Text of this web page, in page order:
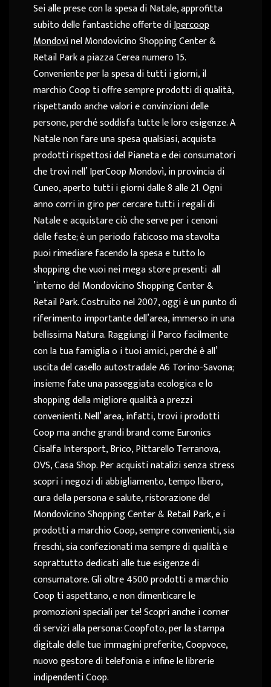
Sei alle prese con la spesa di Natale, approfitta
subito delle fantastiche offerte diIpercoop
Mondovìnel Mondovìcino Shopping Center &
Retail Park a piazza Cerea numero 15.
Conveniente per la spesa di tutti i giorni, il
marchio Coop ti offre sempre prodotti di qualità,
rispettando anche valori e convinzioni delle
persone, perché soddisfa tutte le loro esigenze. A
Natale non fare una spesa qualsiasi, acquista
prodotti rispettosi del Pianeta e dei consumatori
che trovi nell’ IperCoop Mondovì, in provincia di
Cuneo, aperto tutti i giorni dalle 8 alle 21. Ogni
anno corri in giro per cercare tutti i regali di
Natale e acquistare ciò che serve per i cenoni
delle feste; è un periodo faticoso ma stavolta
puoi rimediare facendo la spesa e tutto lo
shopping che vuoi nei mega store presenti all
’interno del Mondovicino Shopping Center &
Retail Park. Costruito nel 2007, oggi è un punto di
riferimento importante dell’area, immerso in una
bellissima Natura. Raggiungi il Parco facilmente
con la tua famiglia o i tuoi amici, perché è all’
uscita del casello autostradale A6 Torino-Savona;
insieme fate una passeggiata ecologica e lo
shopping della migliore qualità a prezzi
convenienti. Nell’ area, infatti, trovi i prodotti
Coop ma anche grandi brand come Euronics
Cisalfa Intersport, Brico, Pittarello Terranova,
OVS, Casa Shop. Per acquisti natalizi senza stress
scopri i negozi di abbigliamento, tempo libero,
cura della persona e salute, ristorazione del
Mondovìcino Shopping Center & Retail Park, e i
prodotti a marchio Coop, sempre convenienti, sia
freschi, sia confezionati ma sempre di qualità e
soprattutto dedicati alle tue esigenze di
consumatore. Gli oltre 4500 prodotti a marchio
Coop ti aspettano, e non dimenticare le
promozioni speciali per te! Scopri anche i corner
di servizi alla persona: Coopfoto, per la stampa
digitale delle tue immagini preferite, Coopvoce,
nuovo gestore di telefonia e infine le librerie
indipendenti Coop.